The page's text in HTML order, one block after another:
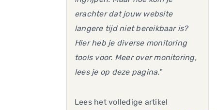
erachter dat jouw website
langere tijd niet bereikbaar is?
Hier heb je diverse monitoring
tools voor. Meer over monitoring,
lees je op deze pagina."
Lees het volledige artikel